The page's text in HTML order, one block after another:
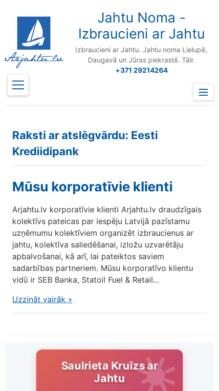
Jahtu Noma -
Izbraucieni ar Jahtu
Izbraucieni ar Jahtu. Jahtu noma Lielupē,
Daugavā un Jūras piekrastē. Tālr.
+371 29214264
Menu
Raksti ar atslēgvārdu: Eesti
Krediidipank
Mūsu korporatīvie klienti
Arjahtu.lv korporatīvie klienti Arjahtu.lv draudzīgais
kolektīvs pateicas par iespēju Latvijā pazīstamu
uzņēmumu kolektīviem organizēt izbraucienus ar
jahtu, kolektīva saliedēšanai, izložu uzvarētāju
apbalvošanai, kā arī, lai pateiktos saviem
sadarbības partneriem. Mūsu korporatīvo klientu
vidū ir SEB Banka, Statoil Fuel & Retail...
Uzzināt vairāk »
Saulrieta Kruīzs ar
Jahtu